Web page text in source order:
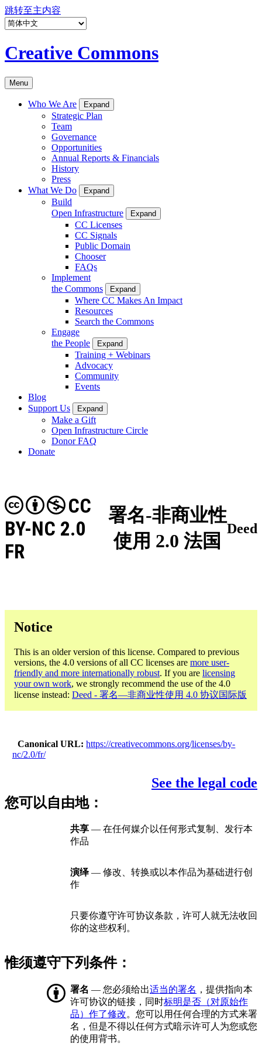
跳转至主内容
Creative Commons
Menu
Who We Are Expand
Strategic Plan
Team
Governance
Opportunities
Annual Reports & Financials
History
Press
What We Do
Expand
Build
Open Infrastructure
Expand
CC Licenses
CC Signals
Public Domain
Chooser
FAQs
Implement
the Commons
Expand
Where CC Makes An Impact
Resources
Search the Commons
Engage
the People
Expand
Training + Webinars
Advocacy
Community
Events
Blog
Support Us
Expand
Make a Gift
Open Infrastructure Circle
Donor FAQ
Donate
署名-非商业性
使用 2.0 法国
CC
BY-NC 2.0
FR
Deed
Notice
This is an older version of this license. Compared to previous
versions, the 4.0 versions of all CC licenses are more user-
friendly and more internationally robust. If you are licensing
your own work, we strongly recommend the use of the 4.0
license instead: Deed - 署名—非商业性使用 4.0 协议国际版
Canonical URL
https://creativecommons.org/licenses/by-
nc/2.0/fr/
See the legal code
您可以自由地：
共享 — 在任何媒介以任何形式复制、发行本
作品
演绎 — 修改、转换或以本作品为基础进行创
作
只要你遵守许可协议条款，许可人就无法收回
你的这些权利。
惟须遵守下列条件：
署名 — 您必须给出适当的署名 ，提供指向本
许可协议的链接，同时标明是否（对原始作
品）作了修改。您可以用任何合理的方式来署
名，但是不得以任何方式暗示许可人为您或您
的使用背书。